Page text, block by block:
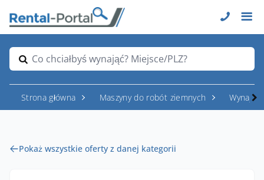
Co chciałbyś wynająć? Miejsce/PLZ?
Strona główna Maszyny do robót ziemnych
Pokaż wszystkie oferty z danej kategorii